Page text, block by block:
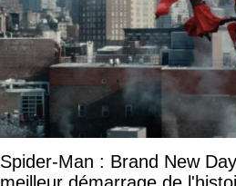
Spider-Man : Brand New